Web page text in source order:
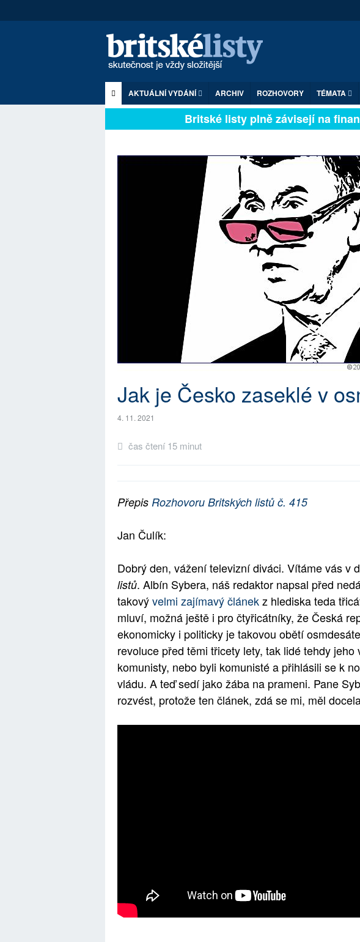
AKTUÁLNÍ VYDÁNÍ ARCHIV ROZHOVORY TÉMATA
Britské listy plně závisejí na
Jak je Česko zaseklé v
4. 11. 2021
čas čtení 15 minut
Přepis Rozhovoru Britských listů č. 415
Jan Čulík:
Dobrý den, vážení televizní diváci. Vítáme vás v
listů. Albín Sybera, náš redaktor napsal před
takovývelmi zajímavý článekz hlediska teda
mluví, možná ještě i pro čtyřicátníky, že Česká
ekonomicky i politicky je takovou obětí
revoluce před těmi třicety lety, tak lidé tehdy
komunisty, nebo byli komunisté a přihlásili se k
vládu. A teď sedí jako žába na prameni. Pane
rozvést, protože ten článek, zdá se mi, měl